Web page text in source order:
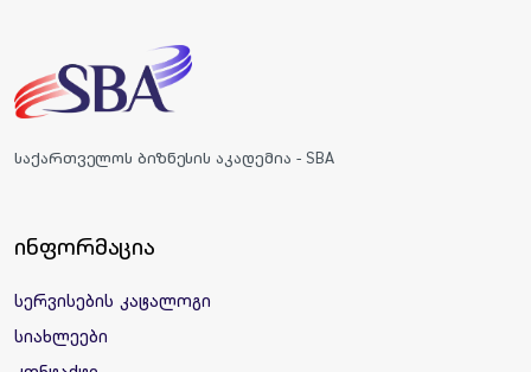
საქართველოს ბიზნესის აკადემია - SBA
ინფორმაცია
სერვისების კატალოგი
სიახლეები